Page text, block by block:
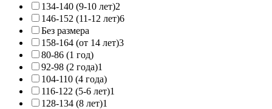
134-140 (9-10 лет)2
146-152 (11-12 лет)6
Без размера
158-164 (от 14 лет)3
80-86 (1 год)
92-98 (2 года)1
104-110 (4 года)
116-122 (5-6 лет)1
128-134 (8 лет)1